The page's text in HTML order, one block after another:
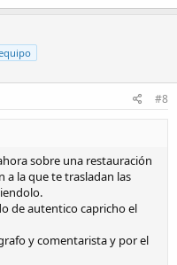
#8
sobre una restauración
a la que te trasladan las
de autentico capricho el
y comentarista y por el